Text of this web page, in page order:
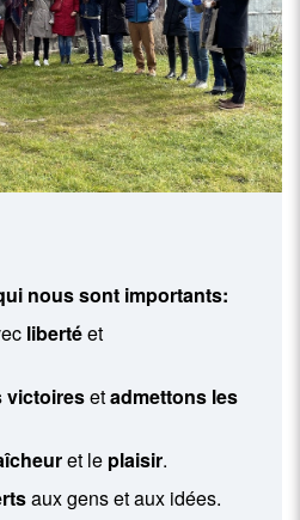
nous sont importants:
libertéet
victoiresetadmettons les
et le plaisir.
aux gens et aux idées.